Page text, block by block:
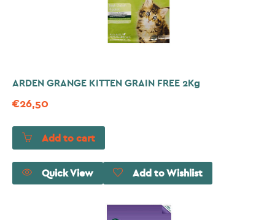
ARDEN GRANGE KITTEN GRAIN FREE 2Kg
€26,50
Add to cart
Quick View Add to Wishlist